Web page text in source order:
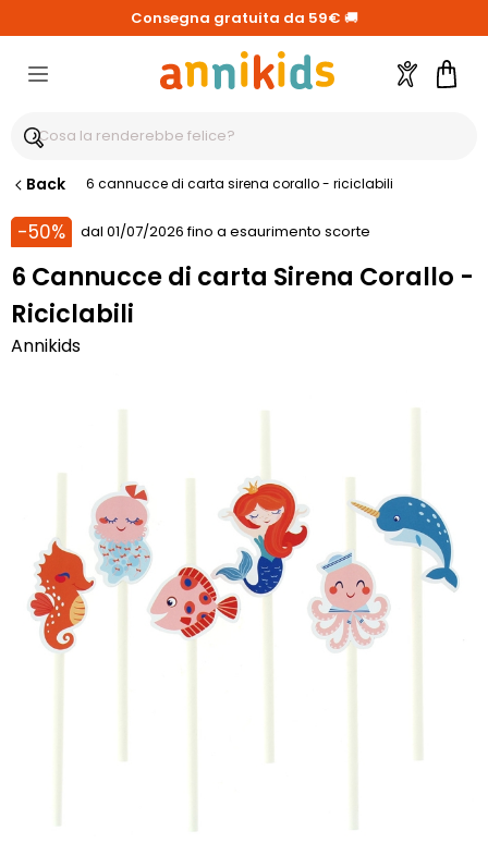
Consegna gratuita da 59€ 🚚
Account
Back 6 cannucce di carta sirena corallo - riciclabili
-50% dal 01/07/2026 fino a esaurimento scorte
6 Cannucce di carta Sirena Corallo -
Riciclabili
Annikids